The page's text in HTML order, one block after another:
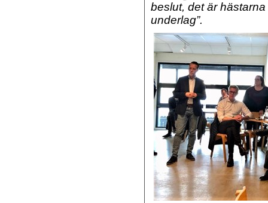
beslut, det är
underlag”.